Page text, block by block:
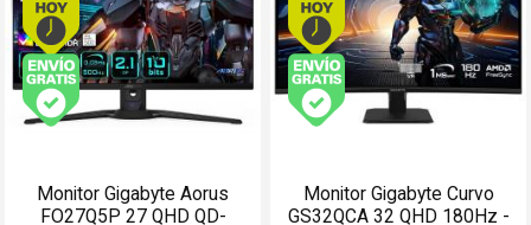
Envío gratis (Ver Envíos y Pagos)
Monitor Gigabyte Aorus
FO27Q5P 27 QHD QD-
Envío gratis (Ver
Monitor Gigabyte Curvo
GS32QCA 32 QHD 180Hz -